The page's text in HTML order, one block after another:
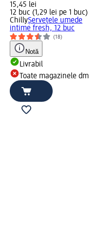
15,45 lei
12 buc (1,29 lei pe 1 buc)
ChillyȘervețele umede
intime fresh, 12 buc
(18)
Notă
Livrabil
Toate magazinele dm